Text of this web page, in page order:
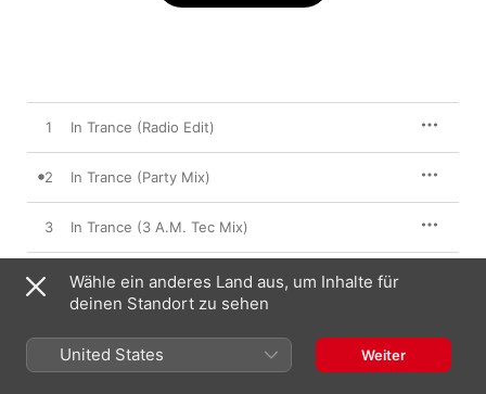
1 In Trance (Radio Edit)
2 In Trance (Party Mix)
3 In Trance (3 A.M. Tec Mix)
4 High & Low
Wähle ein anderes Land aus, um Inhalte für
deinen Standort zu sehen
United States Weiter